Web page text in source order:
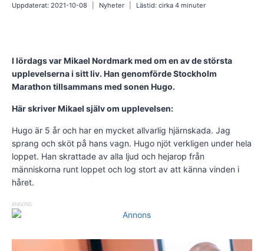
Uppdaterat: 2021-10-08 Nyheter Lästid: cirka4minuter
I lördags var Mikael Nordmark med om en av de största
upplevelserna i sitt liv. Han genomförde Stockholm
Marathon tillsammans med sonen Hugo.
Här skriver Mikael själv om upplevelsen:
Hugo är 5 år och har en mycket allvarlig hjärnskada. Jag
sprang och sköt på hans vagn. Hugo njöt verkligen under hela
loppet. Han skrattade av alla ljud och hejarop från
människorna runt loppet och log stort av att känna vinden i
håret.
ANNONS